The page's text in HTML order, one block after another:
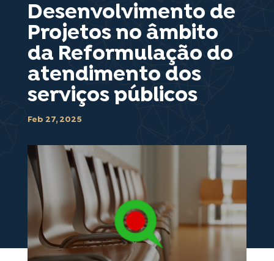
Desenvolvimento de
Projetos no âmbito
da Reformulação do
atendimento dos
serviços públicos
Feb 27, 2025